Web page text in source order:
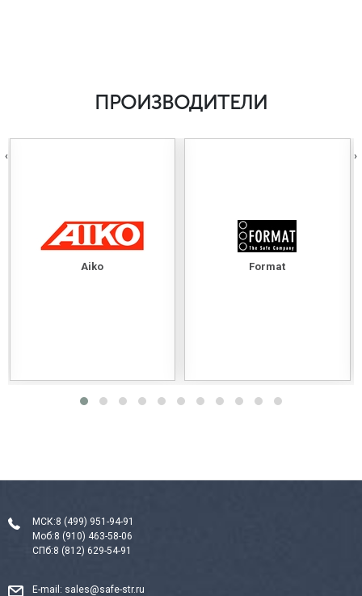
ПРОИЗВОДИТЕЛИ
Aiko Format
‹ ›
МСК:8 (499) 951-94-91
Моб:8 (910) 463-58-06
СПб:8 (812) 629-54-91
E-mail: sales@safe-str.ru